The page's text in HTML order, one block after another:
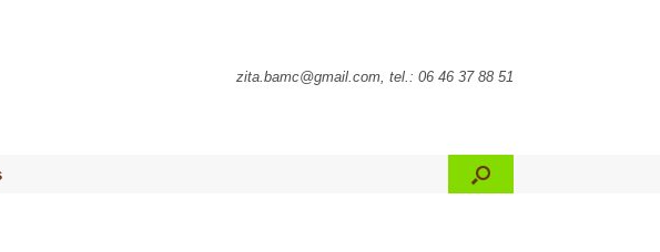
zita.bamc@gmail.com, tel.: 06 46 37 88 51